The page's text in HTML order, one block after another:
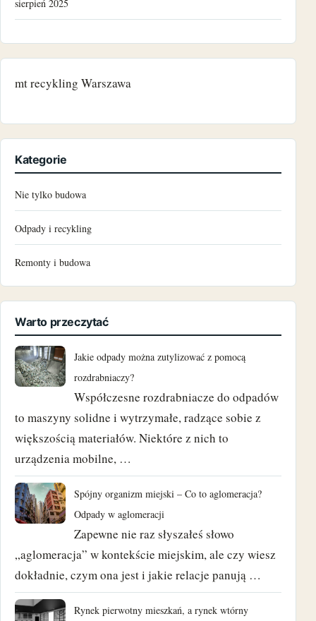
sierpień 2025
czerwiec 2024
maj 2024
marzec 2023
wrzesień 2022
czerwiec 2022
maj 2022
kwiecień 2021
marzec 2021
mt recykling Warszawa
Kategorie
Nie tylko budowa
Odpady i recykling
Remonty i budowa
Warto przeczytać
Jakie odpady można zutylizować z pomocą
rozdrabniaczy?
Współczesne rozdrabniacze do odpadów
to maszyny solidne i wytrzymałe, radzące sobie z
większością materiałów. Niektóre z nich to
urządzenia mobilne, …
Spójny organizm miejski – Co to aglomeracja?
Odpady w aglomeracji
Zapewne nie raz słyszałeś słowo
„aglomeracja” w kontekście miejskim, ale czy wiesz
dokładnie, czym ona jest i jakie relacje panują …
Rynek pierwotny mieszkań, a rynek wtórny